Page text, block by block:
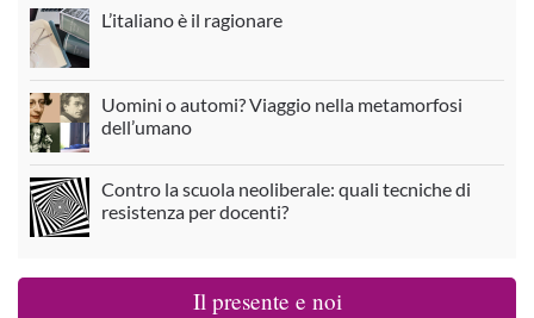
L’italiano è il ragionare
Uomini o automi? Viaggio nella metamorfosi
dell’umano
Contro la scuola neoliberale: quali tecniche di
resistenza per docenti?
Il presente e noi